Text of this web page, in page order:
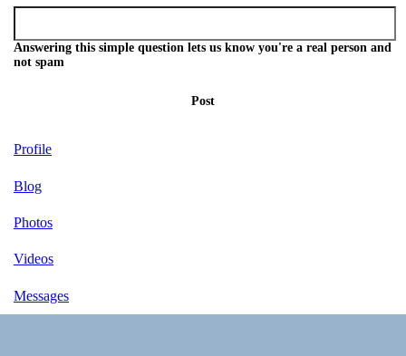
Answering this simple question lets us know you're a real person and
not spam
Post
Profile
Blog
Photos
Videos
Messages